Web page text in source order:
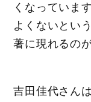
くなっていま
よくないとい
著に現れるの
吉田佳代さん